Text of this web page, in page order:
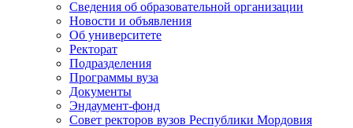
Сведения об образовательной организации
Новости и объявления
Об университете
Ректорат
Подразделения
Программы вуза
Документы
Эндаумент-фонд
Совет ректоров вузов Республики Мордовия